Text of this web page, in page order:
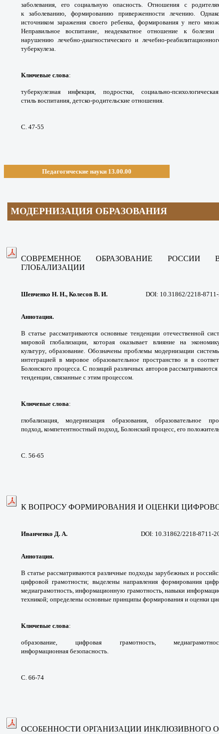
заболевания, его социальную опасность. Отношения с
кзаболеванию, формированию приверженностилечению.
источником заражения своего ребенка, формирования у него
Неправильноевоспитание, неадекватное отношение к
нарушению лечебно-диагностического и лечебно-
туберкулеза.
Ключевые слова:
туберкулезная инфекция, подростки, социально-
стиль воспитания, детско-родительские отношения.
С. 47-55
Педагогические науки 13.00.00
МОДЕРНИЗАЦИЯ ОБРАЗОВАНИЯ
СОВРЕМЕННОЕ ОБРАЗОВАНИЕ РОССИИ
ГЛОБАЛИЗАЦИИ
Шевченко Н. Н., Колесов В. И. DOI: 10.31862/2218-
Аннотация.
В статье рассматриваются основныетенденции отечественной
мировой глобализации, которая оказывает влияние на
культуру,образование. Обозначены проблемы модернизации
интеграцией в мировое образовательное пространство и в
Болонского процесса. С позиций различных авторов
тенденции, связанные с этим процессом.
Ключевые слова:
глобализация, модернизация образования, образовательное
подход, компетентностный подход, Болонский процесс, его
С. 56-65
К ВОПРОСУ ФОРМИРОВАНИЯ И ОЦЕНКИ
Иванченко Д. А. DOI: 10.31862/2218-8711-
Аннотация.
В статье рассматриваются различные подходы зарубежных и
цифровой грамотности; выделены направления формирования
медиаграмотность,информационную грамотность, навыки
техникой; определены основные принципы формирования и оценки
Ключевые слова:
образование, цифровая грамотность,
информационная безопасность.
С. 66-74
ОСОБЕННОСТИ ОРГАНИЗАЦИИ ИНКЛЮЗИВНОГО